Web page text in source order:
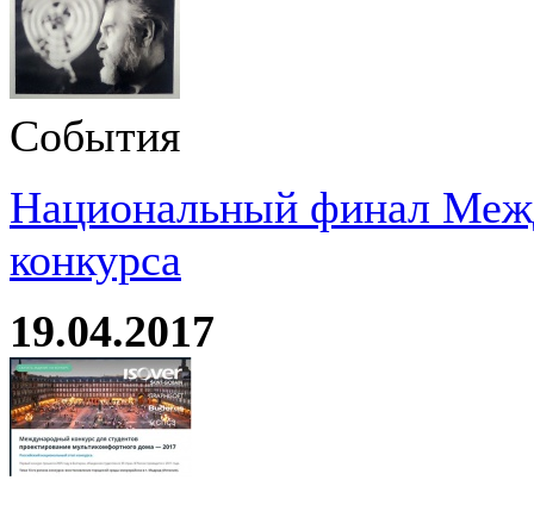
События
Национальный финал
конкурса
19.04.2017